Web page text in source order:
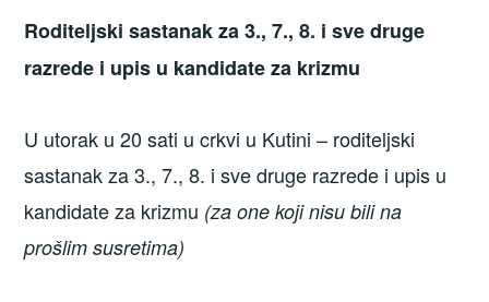
Roditeljski sastanak za 3., 7., 8. i sve druge
razrede i upis u kandidate za krizmu
U utorak u 20 sati u crkvi u Kutini – roditeljski
sastanak za 3., 7., 8. i sve druge razrede i upis u
kandidate za krizmu (za one koji nisu bili na
prošlim susretima)